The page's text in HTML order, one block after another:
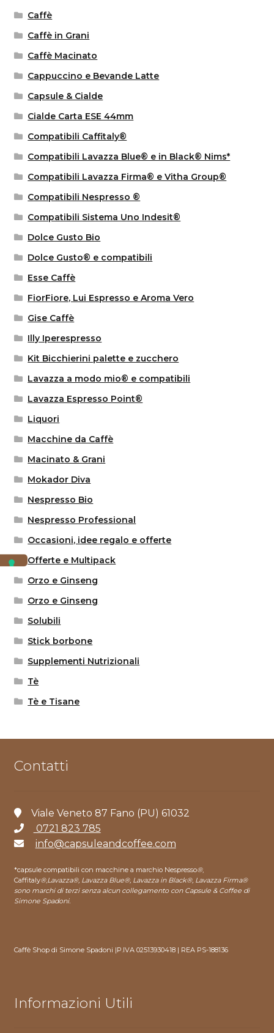
Caffè
Caffè in Grani
Caffè Macinato
Cappuccino e Bevande Latte
Capsule & Cialde
Cialde Carta ESE 44mm
Compatibili Caffitaly®
Compatibili Lavazza Blue® e in Black® Nims*
Compatibili Lavazza Firma® e Vitha Group®
Compatibili Nespresso ®
Compatibili Sistema Uno Indesit®
Dolce Gusto Bio
Dolce Gusto® e compatibili
Esse Caffè
FiorFiore, Lui Espresso e Aroma Vero
Gise Caffè
Illy Iperespresso
Kit Bicchierini palette e zucchero
Lavazza a modo mio® e compatibili
Lavazza Espresso Point®
Liquori
Macchine da Caffè
Macinato & Grani
Mokador Diva
Nespresso Bio
Nespresso Professional
Occasioni, idee regalo e offerte
Offerte e Multipack
Orzo e Ginseng
Orzo e Ginseng
Solubili
Stick borbone
Supplementi Nutrizionali
Tè
Tè e Tisane
Contatti
Viale Veneto 87 Fano (PU) 61032
0721 823 785
info@capsuleandcoffee.com
*capsule compatibili con macchine a marchio Nespresso®,
Caffitaly®,Lavazza®, Lavazza Blue®, Lavazza in Black®, Lavazza Firma®
sono marchi di terzi senza alcun collegamento con Capsule & Coffee di
Simone Spadoni.
Caffè Shop di Simone Spadoni |P.IVA 02513930418 | REA PS-188136
Informazioni Utili